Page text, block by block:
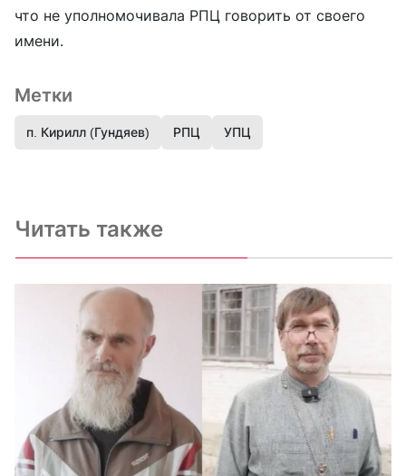
что не уполномочивала РПЦ говорить от своего
имени.
Метки
п. Кирилл (Гундяев) РПЦ УПЦ
Читать также